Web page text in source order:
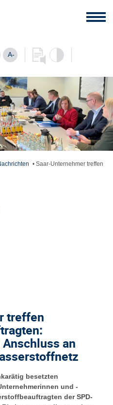
A-
• Saar-Unternehmer treffen
treffen
an
besetzten
und -
der SPD-